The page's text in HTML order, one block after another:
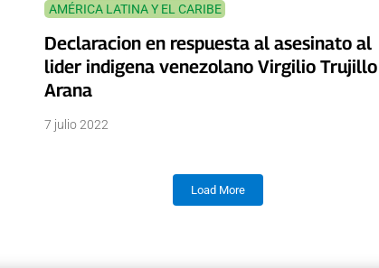
AMÉRICA LATINA Y EL CARIBE
Declaracion en respuesta al asesinato al
lider indigena venezolano Virgilio Trujillo
Arana
7 julio 2022
Load More